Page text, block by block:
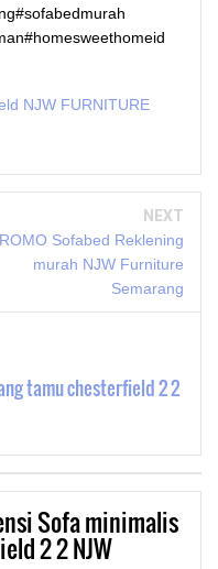
NJW FURNITURE
NEXT
Sofabed Reklening
murah NJW Furniture
Semarang
tamu chesterfield 2 2
Sofa minimalis
2 2 NJW